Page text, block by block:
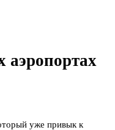
аэропортах
уже привык к